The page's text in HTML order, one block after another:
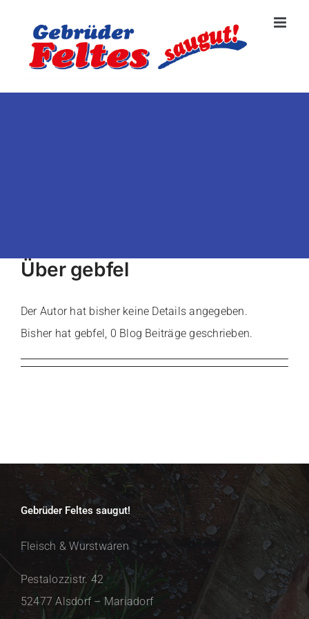
springen
Über gebfel
Der Autor hat bisher keine Details angegeben.
Bisher hat gebfel, 0 Blog Beiträge geschrieben.
Gebrüder Feltes saugut!
Fleisch & Wurstwaren
Pestalozzistr. 42
52477 Alsdorf – Mariadorf